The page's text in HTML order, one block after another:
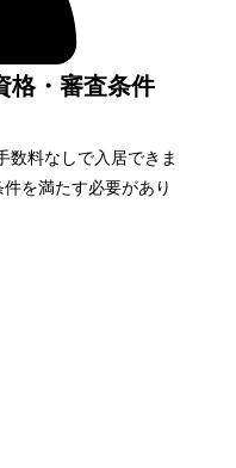
格・審査条件
数料なしで入居できま
を満たす必要があり